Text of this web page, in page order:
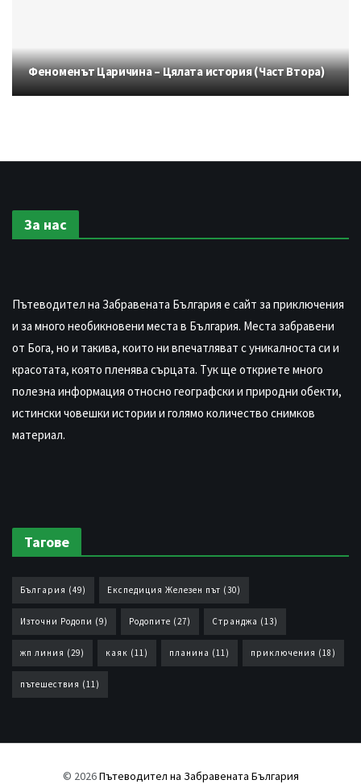
Феноменът Царичина – Цялата история (Част Втора)
За нас
Пътеводител на Забравената България е сайт за приключения
и за много необикновени места в България. Места забравени
от Бога, но и такива, които ни впечатляват с уникалноста си и
красотата, която пленява сърцата. Тук ще откриете много
полезна информация относно географски и природни обекти,
истински човешки истории и голямо количество снимков
материал.
Тагове
България (49) Експедиция Железен път (30)
Източни Родопи (9) Родопите (27) Странджа (13)
жп линия (29) каяк (11) планина (11) приключения (18)
пътешествия (11)
© 2026Пътеводител на Забравената България